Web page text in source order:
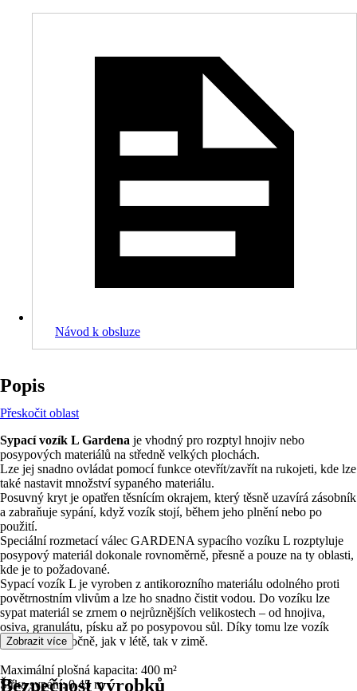
Návod k obsluze
Popis
Přeskočit oblast
Sypací vozík L Gardena je vhodný pro rozptyl hnojiv nebo
posypových materiálů na středně velkých plochách.
Lze jej snadno ovládat pomocí funkce otevřít/zavřít na rukojeti, kde lze
také nastavit množství sypaného materiálu.
Posuvný kryt je opatřen těsnícím okrajem, který těsně uzavírá zásobník
a zabraňuje sypání, když vozík stojí, během jeho plnění nebo po
použití.
Speciální rozmetací válec GARDENA sypacího vozíku L rozptyluje
posypový materiál dokonale rovnoměrně, přesně a pouze na ty oblasti,
kde je to požadované.
Sypací vozík L je vyroben z antikorozního materiálu odolného proti
povětrnostním vlivům a lze ho snadno čistit vodou. Do vozíku lze
sypat materiál se zrnem o nejrůznějších velikostech – od hnojiva,
osiva, granulátu, písku až po posypovou sůl. Díky tomu lze vozík
používat celoročně, jak v létě, tak v zimě.
Maximální plošná kapacita: 400 m²
Šířka sypání: 0.45 m
Zobrazit více
Bezpečnost výrobků